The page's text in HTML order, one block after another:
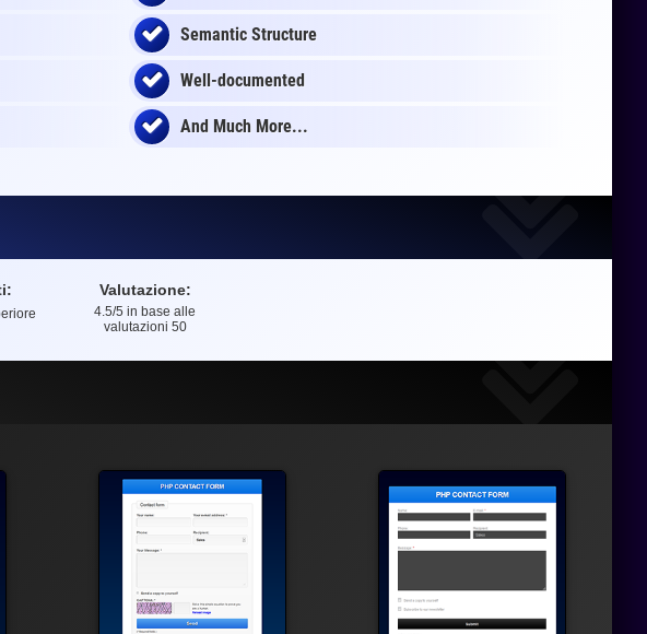
Semantic Structure
Well-documented
And Much More...
Valutazione:
Valutazione
4.5/5 in base alle
valutazioni 50